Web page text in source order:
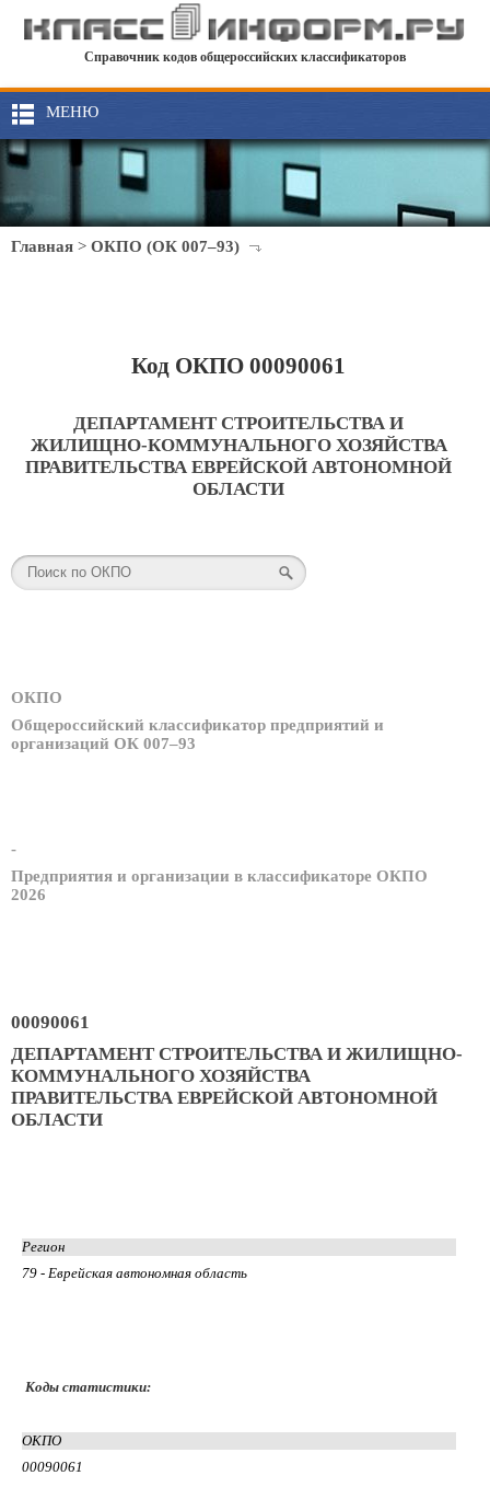
Справочник кодов общероссийских классификаторов
МЕНЮ
Главная > ОКПО (ОК 007–93)
Код ОКПО 00090061
ДЕПАРТАМЕНТ СТРОИТЕЛЬСТВА И
ЖИЛИЩНО-КОММУНАЛЬНОГО ХОЗЯЙСТВА
ПРАВИТЕЛЬСТВА ЕВРЕЙСКОЙ АВТОНОМНОЙ
ОБЛАСТИ
ОКПО
Общероссийский классификатор предприятий и
организаций ОК 007–93
-
Предприятия и организации в классификаторе ОКПО
2026
00090061
ДЕПАРТАМЕНТ СТРОИТЕЛЬСТВА И ЖИЛИЩНО-
КОММУНАЛЬНОГО ХОЗЯЙСТВА
ПРАВИТЕЛЬСТВА ЕВРЕЙСКОЙ АВТОНОМНОЙ
ОБЛАСТИ
Регион
79 - Еврейская автономная область
Коды статистики:
ОКПО
00090061